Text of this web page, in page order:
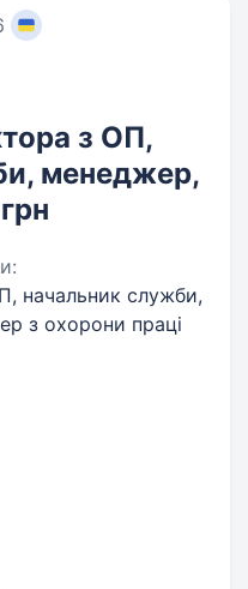
з ОП,
менеджер,
начальник служби,
з охорони праці